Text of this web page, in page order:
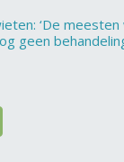
‘De
geen